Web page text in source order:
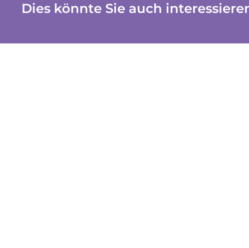
Dies könnte Sie auch